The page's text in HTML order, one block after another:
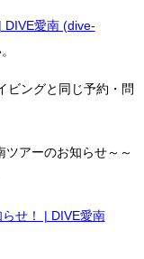
DIVE愛南 (dive-
ビングと同じ予約・問
ツアーのお知らせ～～
せ！ | DIVE愛南